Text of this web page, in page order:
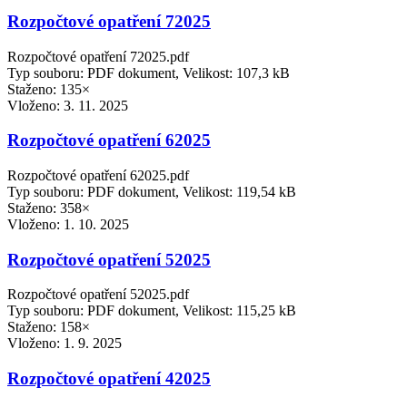
Rozpočtové opatření 72025
Rozpočtové opatření 72025.pdf
Typ souboru: PDF dokument, Velikost: 107,3 kB
Staženo: 135×
Vloženo: 3. 11. 2025
Rozpočtové opatření 62025
Rozpočtové opatření 62025.pdf
Typ souboru: PDF dokument, Velikost: 119,54 kB
Staženo: 358×
Vloženo: 1. 10. 2025
Rozpočtové opatření 52025
Rozpočtové opatření 52025.pdf
Typ souboru: PDF dokument, Velikost: 115,25 kB
Staženo: 158×
Vloženo: 1. 9. 2025
Rozpočtové opatření 42025